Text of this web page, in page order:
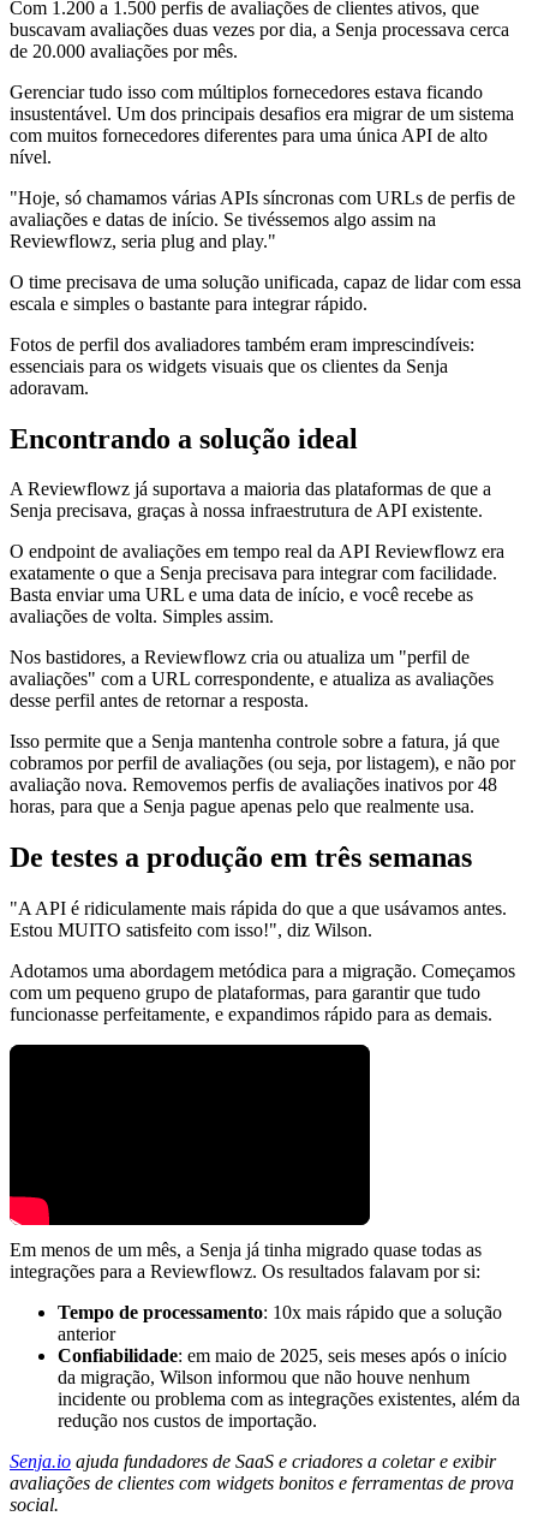
Com 1.200 a 1.500 perfis de avaliações de clientes ativos, que
buscavam avaliações duas vezes por dia, a Senja processava cerca
de 20.000 avaliações por mês.
Gerenciar tudo isso com múltiplos fornecedores estava ficando
insustentável. Um dos principais desafios era migrar de um sistema
com muitos fornecedores diferentes para uma única API de alto
nível.
"Hoje, só chamamos várias APIs síncronas com URLs de perfis de
avaliações e datas de início. Se tivéssemos algo assim na
Reviewflowz, seria plug and play."
O time precisava de uma solução unificada, capaz de lidar com essa
escala e simples o bastante para integrar rápido.
Fotos de perfil dos avaliadores também eram imprescindíveis:
essenciais para os widgets visuais que os clientes da Senja
adoravam.
Encontrando a solução ideal
A Reviewflowz já suportava a maioria das plataformas de que a
Senja precisava, graças à nossa infraestrutura de API existente.
O endpoint de avaliações em tempo real da API Reviewflowz era
exatamente o que a Senja precisava para integrar com facilidade.
Basta enviar uma URL e uma data de início, e você recebe as
avaliações de volta. Simples assim.
Nos bastidores, a Reviewflowz cria ou atualiza um "perfil de
avaliações" com a URL correspondente, e atualiza as avaliações
desse perfil antes de retornar a resposta.
Isso permite que a Senja mantenha controle sobre a fatura, já que
cobramos por perfil de avaliações (ou seja, por listagem), e não por
avaliação nova. Removemos perfis de avaliações inativos por 48
horas, para que a Senja pague apenas pelo que realmente usa.
De testes a produção em três semanas
"A API é ridiculamente mais rápida do que a que usávamos antes.
Estou MUITO satisfeito com isso!", diz Wilson.
Adotamos uma abordagem metódica para a migração. Começamos
com um pequeno grupo de plataformas, para garantir que tudo
funcionasse perfeitamente, e expandimos rápido para as demais.
Em menos de um mês, a Senja já tinha migrado quase todas as
integrações para a Reviewflowz. Os resultados falavam por si:
Tempo de processamento: 10x mais rápido que a solução
anterior
Confiabilidade: em maio de 2025, seis meses após o início
da migração, Wilson informou que não houve nenhum
incidente ou problema com as integrações existentes, além da
redução nos custos de importação.
Senja.io ajuda fundadores de SaaS e criadores a coletar e exibir
avaliações de clientes com widgets bonitos e ferramentas de prova
social.